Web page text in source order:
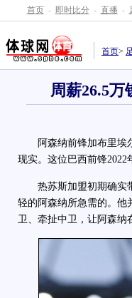
首页 - 即时比分 - 直播 -
首页>
周薪26.5万
阿森纳前锋加布里埃
现实。这位巴西前锋
热苏斯加盟初期确实带
轻的阿森纳所急需的。他
卫、牵扯中卫，让阿森纳